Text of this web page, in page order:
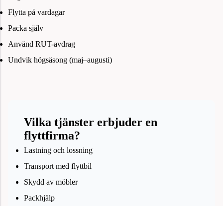
Flytta på vardagar
Packa själv
Använd RUT-avdrag
Undvik högsäsong (maj–augusti)
Vilka tjänster erbjuder en
flyttfirma?
Lastning och lossning
Transport med flyttbil
Skydd av möbler
Packhjälp